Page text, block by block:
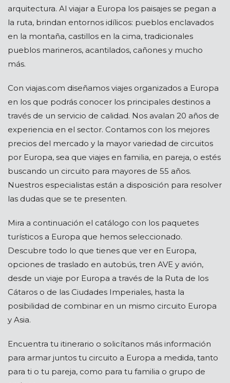
arquitectura. Al viajar a Europa los paisajes se pegan a
la ruta, brindan entornos idílicos: pueblos enclavados
en la montaña, castillos en la cima, tradicionales
pueblos marineros, acantilados, cañones y mucho
más.
Con viajas.com diseñamos viajes organizados a Europa
en los que podrás conocer los principales destinos a
través de un servicio de calidad. Nos avalan 20 años de
experiencia en el sector. Contamos con los mejores
precios del mercado y la mayor variedad de circuitos
por Europa, sea que viajes en familia, en pareja, o estés
buscando un circuito para mayores de 55 años.
Nuestros especialistas están a disposición para resolver
las dudas que se te presenten.
Mira a continuación el catálogo con los paquetes
turísticos a Europa que hemos seleccionado.
Descubre todo lo que tienes que ver en Europa,
opciones de traslado en autobús, tren AVE y avión,
desde un viaje por Europa a través de la Ruta de los
Cátaros o de las Ciudades Imperiales, hasta la
posibilidad de combinar en un mismo circuito Europa
y Asia.
Encuentra tu itinerario o solicítanos más información
para armar juntos tu circuito a Europa a medida, tanto
para ti o tu pareja, como para tu familia o grupo de